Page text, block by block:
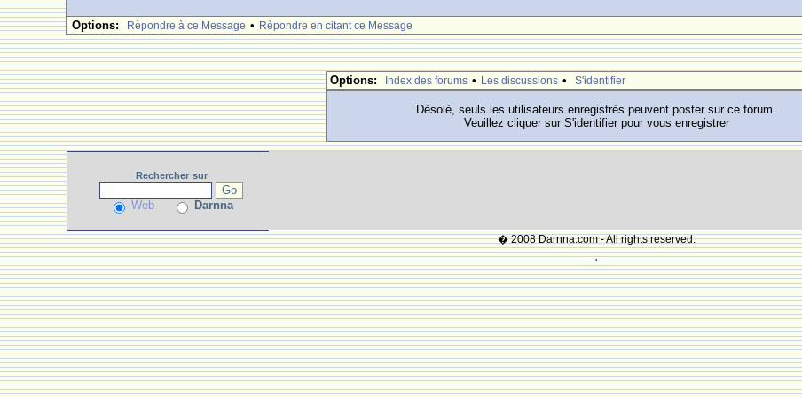
Options: Rèpondre à ce Message • Rèpondre en citant ce Message
Options: Index des forums • Les discussions • S'identifier
Dèsolè, seuls les utilisateurs enregistrès peuvent poster sur ce forum.
Veuillez cliquer sur S'identifier pour vous enregistrer
Rechercher sur
Web Darnna
� 2008 Darnna.com - All rights reserved.
'